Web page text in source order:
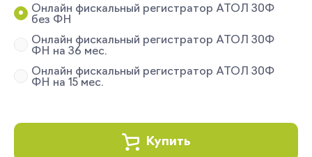
Онлайн фискальный регистратор АТОЛ 30Ф
без ФН
Онлайн фискальный регистратор АТОЛ 30Ф
ФН на 36 мес.
Онлайн фискальный регистратор АТОЛ 30Ф
ФН на 15 мес.
Купить